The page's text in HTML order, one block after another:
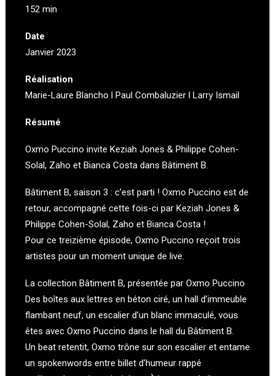
152 min
Date
Janvier 2023
Réalisation
Marie-Laure Blancho l Paul Combaluzier l Larry Ismail
Résumé
Oxmo Puccino invite Keziah Jones & Philippe Cohen-
Solal, Zaho et Bianca Costa dans Bâtiment B.
Bâtiment B, saison 3 : c’est parti ! Oxmo Puccino est de
retour, accompagné cette fois-ci par Keziah Jones &
Philippe Cohen-Solal, Zaho et Bianca Costa !
Pour ce treizième épisode, Oxmo Puccino reçoit trois
artistes pour un moment unique de live.
La collection Bâtiment B, présentée par Oxmo Puccino
Des boîtes aux lettres en béton ciré, un hall d’immeuble
flambant neuf, un escalier d’un blanc immaculé, vous
êtes avec Oxmo Puccino dans le hall du Bâtiment B.
Un beat retentit, Oxmo trône sur son escalier et entame
un spokenwords entre billet d’humeur rappé